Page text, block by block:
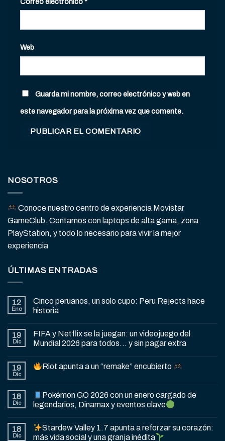
Web
Guarda mi nombre, correo electrónico y web en
este navegador para la próxima vez que comente.
NOSOTROS
Conoce nuestro centro de experiencia Movistar
GameClub. Contamos con laptops de alta gama, zona
PlayStation, y todo lo necesario para vivir la mejor
experiencia
ÚLTIMAS ENTRADAS
12
Ene
Cinco peruanos, un solo cupo: Peru Rejects hace
historia
19
Dic
FIFA y Netflix se la juegan: un videojuego del
Mundial 2026 para todos… y sin pagar extra
19
Dic
Riot apunta a un “remake” encubierto
18
Dic
Pokémon GO 2026 con un enero cargado de
legendarios, Dinamax y eventos clave
18
Dic
Stardew Valley 1.7 apunta a reforzar su corazón:
más vida social y una granja inédita